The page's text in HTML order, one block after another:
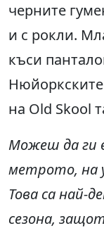
черните
и с рокли.
къси
на Old Skool
Можеш да ги
метрото, на
Това са най-
сезона,